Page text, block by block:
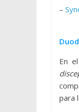
–
En
para